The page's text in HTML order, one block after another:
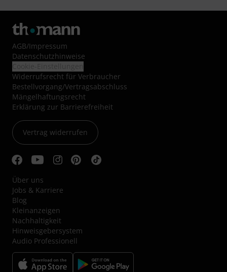
AGB/Impressum
Datenschutzhinweise
Widerrufsrecht für Verbraucher
Bestellvorgang/Vertragsabschluss
Mängelhaftungsrecht
Erklärung zur Barrierefreiheit
Vertrag widerrufen
Über uns
Jobs & Karriere
Blog
Kleinanzeigen
Nachhaltigkeit
Hinweisgebersystem
Audio Professionell